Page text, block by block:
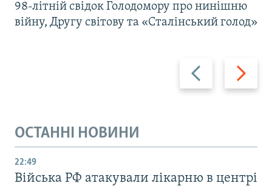
Назад Вперед
98-літній свідок Голодомору про нинішню
війну, Другу світову та «Сталінський голод»
ОСТАННІ НОВИНИ
22:49
Війська РФ атакували лікарню в центрі